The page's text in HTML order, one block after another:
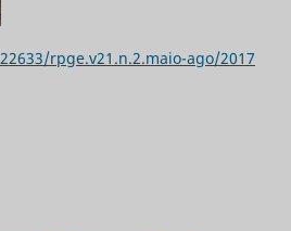
rpge.v21.n.2.maio-ago/2017